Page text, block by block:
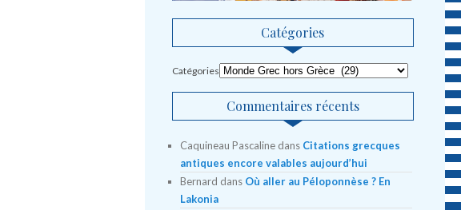
Catégories
Catégories
Commentaires récents
Caquineau Pascalinedans Citations grecques
antiques encore valables aujourd’hui
Bernard dans Où aller au Péloponnèse ? En
Lakonia